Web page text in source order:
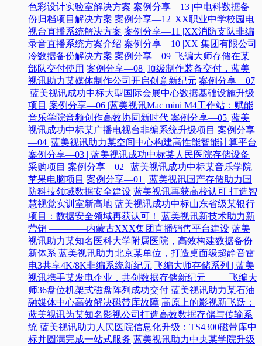
色彩设计实验室解决方案 案例分享—13 |中电科数据备
份归档项目解决方案 案例分享—12 |XX职业中学校园电
视台直播系统解决方案 案例分享—11 |XX消防支队非编
录音直播系统方案介绍 案例分享—10 |XX 集团有限公司
冷数据备份解决方案 案例分享—09 |飞编大师存储在某
部队交付使用 案例分享—08 |顶级制作装备交付，蓝美
视讯助力某媒体制作公司开启创意新纪元 案例分享—07
|蓝美视讯成功中标大型国际会展中心数据基础设施升级
项目 案例分享—06 |蓝美视讯Mac mini M4工作站：赋能
音乐学院音频创作高效协同新时代​ 案例分享—05 |蓝美
视讯成功中标某广播电视台非编系统升级项目​ 案例分享
—04 |蓝美视讯助力某空间中心构建高性能智能计算平台​
案例分享—03 | 蓝美视讯成功中标某人民医院存储设备
采购项目 案例分享—02 | 蓝美视讯成功中标某音乐学院
苹果电脑项目 案例分享—01 | 蓝美视讯国产存储助力国
防科技领域数据安全建设 蓝美视讯再获高校认可 打造智
慧视觉实训室新高地 蓝美视讯成功中标山东省级某银行
项目：数据安全领域再获认可！
蓝美视讯新技术助力新
营销 ————内蒙古XXX集团直播销售平台建设 蓝美
视讯助力某知名医科大学附属医院，高效构建数据备份
新体系 蓝美视讯助力北京某单位，打造桌面级超静音雷
电3共享4K/8K非编系统新纪元 飞编大师存储系列 | 蓝美
视讯携手某发电企业，共创数据存储新纪元 —— 飞编大
师36盘位机架式磁盘阵列成功交付 蓝美视讯助力某石油
融媒体中心高效解决磁带库故障 高原上的影视新飞跃：
蓝美视讯为某知名影视公司打造高效数据存储与传输系
统 蓝美视讯助力人民医院信息化升级：TS4300磁带库中
标并圆满完成一站式服务 蓝美视讯助力中央某学院升级